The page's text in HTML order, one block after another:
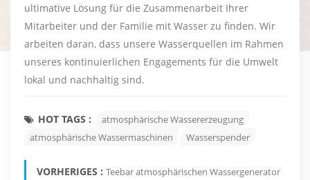
ultimative Lösung für die Zusammenarbeit Ihrer
Mitarbeiter und der Familie mit Wasser zu finden. Wir
arbeiten daran, dass unsere Wasserquellen im Rahmen
unseres kontinuierlichen Engagements für die Umwelt
lokal und nachhaltig sind.
HOT TAGS :
atmosphärische Wassererzeugung
atmosphärische Wassermaschinen
Wasserspender
VORHERIGES : Teebar atmosphärischen Wassergenerator